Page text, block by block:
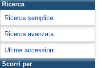
Ricerca
Ricerca semplice
Ricerca avanzata
Ultime accessioni
Scorri per